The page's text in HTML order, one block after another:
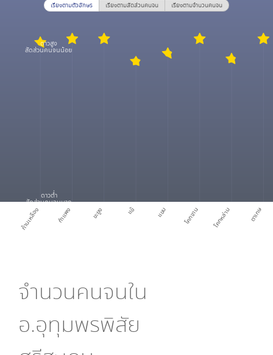
เรียงตามตัวอักษร เรียงตามสัดส่วนคนจน เรียงตามจำนวนคนจน
ก้านเหลือง กำแพง ขะยูง แข้ แขม โคกจาน โคกหล่าม ตาเกษ
ดาวสูง
สัดส่วนคนจนน้อย
ดาวต่ำ
สัดส่วนคนจนมาก
จำนวนคนจนใน
อ.อุทุมพรพิสัย